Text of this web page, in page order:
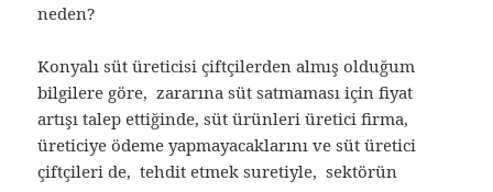
neden?
Konyalı süt üreticisi çiftçilerden almış olduğum
bilgilere göre, zararına süt satmaması için fiyat
artışı talep ettiğinde, süt ürünleri üretici firma,
üreticiye ödeme yapmayacaklarını ve süt üretici
çiftçileri de, tehdit etmek suretiyle, sektörün